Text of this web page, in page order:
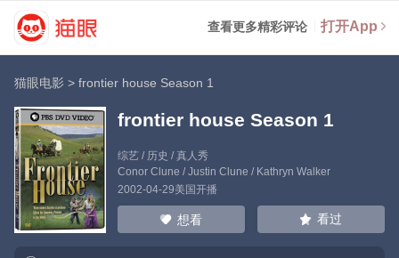
查看更多精彩评论 打开App
猫眼电影 >frontier house Season 1
frontier house Season 1
综艺 / 历史 / 真人秀
Conor Clune / Justin Clune / Kathryn Walker
2002-04-29美国开播
想看 看过